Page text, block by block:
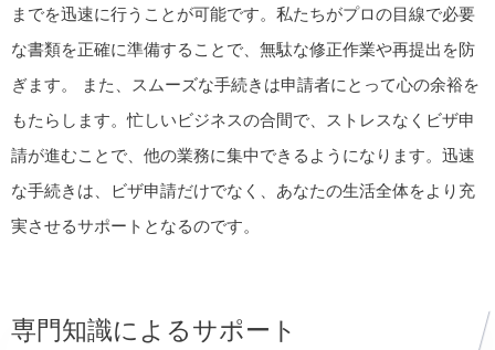
までを迅速に行うことが可能です。私たちがプロの目線で必要
な書類を正確に準備することで、無駄な修正作業や再提出を防
ぎます。 また、スムーズな手続きは申請者にとって心の余裕を
もたらします。忙しいビジネスの合間で、ストレスなくビザ申
請が進むことで、他の業務に集中できるようになります。迅速
な手続きは、ビザ申請だけでなく、あなたの生活全体をより充
実させるサポートとなるのです。
専門知識によるサポート